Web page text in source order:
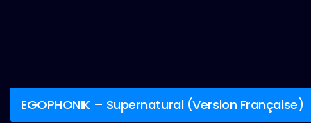
EGOPHONIK – Supernatural (Version Française)